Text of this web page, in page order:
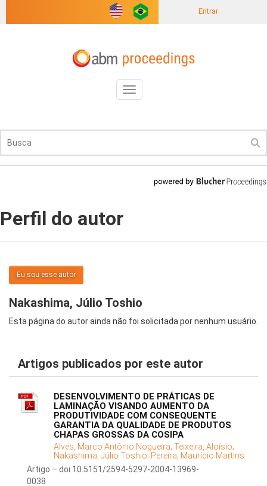
Entrar
Toggle
navigation
Perfil do autor
Eu sou esse autor
Nakashima, Júlio Toshio
Esta página do autor ainda não foi solicitada por nenhum usuário.
Artigos publicados por este autor
DESENVOLVIMENTO DE PRÁTICAS DE
LAMINAÇÃO VISANDO AUMENTO DA
PRODUTIVIDADE COM CONSEQUENTE
GARANTIA DA QUALIDADE DE PRODUTOS
CHAPAS GROSSAS DA COSIPA
Alves, Marco Antônio Nogueira; Teixeira, Aloísio;
Nakashima, Júlio Toshio; Pereira, Maurício Martins
Artigo – doi 10.5151/2594-5297-2004-13969-
0038